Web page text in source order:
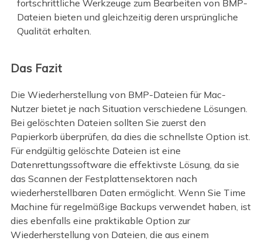
fortschrittliche Werkzeuge zum Bearbeiten von BMP-
Dateien bieten und gleichzeitig deren ursprüngliche
Qualität erhalten.
Das Fazit
Die Wiederherstellung von BMP-Dateien für Mac-
Nutzer bietet je nach Situation verschiedene Lösungen.
Bei gelöschten Dateien sollten Sie zuerst den
Papierkorb überprüfen, da dies die schnellste Option ist.
Für endgültig gelöschte Dateien ist eine
Datenrettungssoftware die effektivste Lösung, da sie
das Scannen der Festplattensektoren nach
wiederherstellbaren Daten ermöglicht. Wenn Sie Time
Machine für regelmäßige Backups verwendet haben, ist
dies ebenfalls eine praktikable Option zur
Wiederherstellung von Dateien, die aus einem